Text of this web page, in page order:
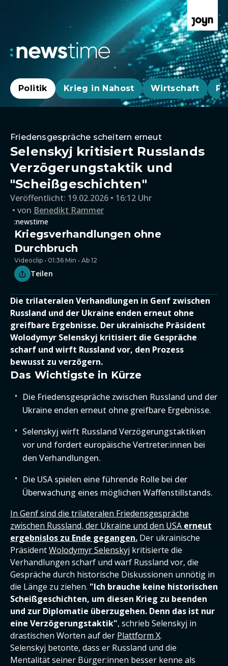
Politik Krieg in Nahost Wirtschaft
Friedensgespräche scheitern erneut
Selenskyj kritisiert Russlands
Verzögerungstaktik und
"Scheißgeschichten"
Veröffentlicht: 19.02.2026 • 16:12 Uhr
von Benedikt Rammer
:newstime
Kriegsverhandlungen ohne
Durchbruch
Videoclip • 01:36 Min • Ab 12
Teilen
Die trilateralen Verhandlungen in Genf zwischen
Russland und der Ukraine enden erneut ohne
greifbare Ergebnisse. Der ukrainische Präsident
Wolodymyr Selenskyj kritisiert die Gespräche
scharf und wirft Russland vor, den Prozess
bewusst zu verzögern.
Das Wichtigste in Kürze
Die Friedensgespräche zwischen Russland und der
Ukraine enden erneut ohne greifbare Ergebnisse.
Selenskyj wirft Russland Verzögerungstaktiken
vor und fordert europäische Vertreter:innen bei
den Verhandlungen.
Die USA spielen eine führende Rolle bei der
Überwachung eines möglichen Waffenstillstands.
In Genf sind die trilateralen Friedensgespräche
zwischen Russland, der Ukraine und den USA erneut
ergebnislos zu Ende gegangen. Der ukrainische
PräsidentWolodymyr Selenskyj kritisierte die
Verhandlungen scharf und warf Russland vor, die
Gespräche durch historische Diskussionen unnötig in
die Länge zu ziehen. "Ich brauche keine historischen
Scheißgeschichten, um diesen Krieg zu beenden
und zur Diplomatie überzugehen. Denn das ist nur
eine Verzögerungstaktik", schrieb Selenskyj in
drastischen Worten auf der Plattform X.
Selenskyj betonte, dass er Russland und die
Mentalität seiner Bürger:innen besser kenne als